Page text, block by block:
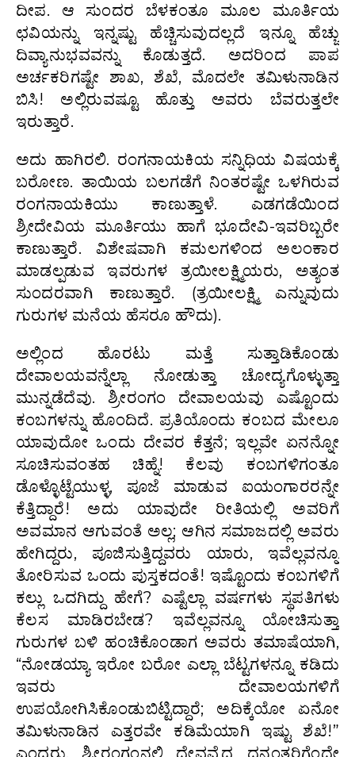
ದೀಪ. ಆ ಸುಂದರ ಬೆಳಕಂತೂ ಮೂಲ ಮೂರ್ತಿಯ
ಛವಿಯನ್ನು ಇನ್ನಷ್ಟು ಹೆಚ್ಚಿಸುವುದಲ್ಲದೆ ಇನ್ನೂ ಹೆಚ್ಚು
ದಿವ್ಯಾನುಭವವನ್ನು ಕೊಡುತ್ತದೆ. ಅದರಿಂದ ಪಾಪ
ಅರ್ಚಕರಿಗಷ್ಟೇ ಶಾಖ, ಶೆಖೆ, ಮೊದಲೇ ತಮಿಳುನಾಡಿನ
ಬಿಸಿ! ಅಲ್ಲಿರುವಷ್ಟೂ ಹೊತ್ತು ಅವರು ಬೆವರುತ್ತಲೇ
ಇರುತ್ತಾರೆ.
ಅದು ಹಾಗಿರಲಿ. ರಂಗನಾಯಕಿಯ ಸನ್ನಿಧಿಯ ವಿಷಯಕ್ಕೆ
ಬರೋಣ. ತಾಯಿಯ ಬಲಗಡೆಗೆ ನಿಂತರಷ್ಟೇ ಒಳಗಿರುವ
ರಂಗನಾಯಕಿಯು ಕಾಣುತ್ತಾಳೆ. ಎಡಗಡೆಯಿಂದ
ಶ್ರೀದೇವಿಯ ಮೂರ್ತಿಯು ಹಾಗೆ ಭೂದೇವಿ-ಇವರಿಬ್ಬರೇ
ಕಾಣುತ್ತಾರೆ. ವಿಶೇಷವಾಗಿ ಕಮಲಗಳಿಂದ ಅಲಂಕಾರ
ಮಾಡಲ್ಪಡುವ ಇವರುಗಳ ತ್ರಯೀಲಕ್ಷ್ಮಿಯರು, ಅತ್ಯಂತ
ಸುಂದರವಾಗಿ ಕಾಣುತ್ತಾರೆ. (ತ್ರಯೀಲಕ್ಷ್ಮಿ ಎನ್ನುವುದು
ಗುರುಗಳ ಮನೆಯ ಹೆಸರೂ ಹೌದು).
ಅಲ್ಲಿಂದ ಹೊರಟು ಮತ್ತೆ ಸುತ್ತಾಡಿಕೊಂಡು
ದೇವಾಲಯವನ್ನೆಲ್ಲಾ ನೋಡುತ್ತಾ ಚೋದ್ಯಗೊಳ್ಳುತ್ತಾ
ಮುನ್ನಡೆದೆವು. ಶ್ರೀರಂಗಂ ದೇವಾಲಯವು ಎಷ್ಟೊಂದು
ಕಂಬಗಳನ್ನು ಹೊಂದಿದೆ. ಪ್ರತಿಯೊಂದು ಕಂಬದ ಮೇಲೂ
ಯಾವುದೋ ಒಂದು ದೇವರ ಕೆತ್ತನೆ; ಇಲ್ಲವೇ ಏನನ್ನೋ
ಸೂಚಿಸುವಂತಹ ಚಿಹ್ನೆ! ಕೆಲವು ಕಂಬಗಳಿಗಂತೂ
ಡೊಳ್ಳೊಟ್ಟೆಯುಳ್ಳ, ಪೂಜೆ ಮಾಡುವ ಐಯಂಗಾರರನ್ನೇ
ಕೆತ್ತಿದ್ದಾರೆ! ಅದು ಯಾವುದೇ ರೀತಿಯಲ್ಲಿ ಅವರಿಗೆ
ಅವಮಾನ ಆಗುವಂತೆ ಅಲ್ಲ; ಆಗಿನ ಸಮಾಜದಲ್ಲಿ ಅವರು
ಹೇಗಿದ್ದರು, ಪೂಜಿಸುತ್ತಿದ್ದವರು ಯಾರು, ಇವೆಲ್ಲವನ್ನೂ
ತೋರಿಸುವ ಒಂದು ಪುಸ್ತಕದಂತೆ! ಇಷ್ಟೊಂದು ಕಂಬಗಳಿಗೆ
ಕಲ್ಲು ಒದಗಿದ್ದು ಹೇಗೆ? ಎಷ್ಟೆಲ್ಲಾ ವರ್ಷಗಳು ಸ್ಥಪತಿಗಳು
ಕೆಲಸ ಮಾಡಿರಬೇಡ? ಇವೆಲ್ಲವನ್ನೂ ಯೋಚಿಸುತ್ತಾ
ಗುರುಗಳ ಬಳಿ ಹಂಚಿಕೊಂಡಾಗ ಅವರು ತಮಾಷೆಯಾಗಿ,
“ನೋಡಯ್ಯಾ ಇರೋ ಬರೋ ಎಲ್ಲಾ ಬೆಟ್ಟಗಳನ್ನೂ ಕಡಿದು
ಇವರು ದೇವಾಲಯಗಳಿಗೆ
ಉಪಯೋಗಿಸಿಕೊಂಡುಬಿಟ್ಟಿದ್ದಾರೆ; ಅದಿಕ್ಕೆಯೋ ಏನೋ
ತಮಿಳುನಾಡಿನ ಎತ್ತರವೇ ಕಡಿಮೆಯಾಗಿ ಇಷ್ಟು ಶೆಖೆ!”